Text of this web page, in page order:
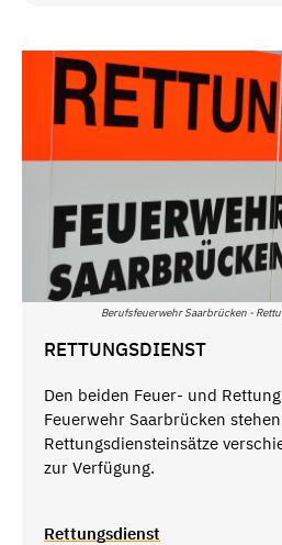
Berufsfeuerwehr Saarbrücken -
RETTUNGSDIENST
Den beiden Feuer- und
Feuerwehr Saarbrücken
Rettungsdiensteinsätze
zur Verfügung.
Rettungsdienst